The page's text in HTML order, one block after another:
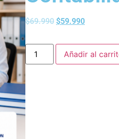
$69.990 $59.990
Añadir al